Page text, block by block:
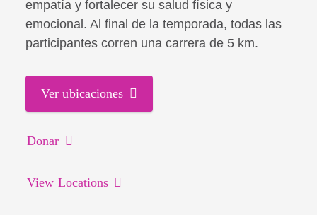
empatía y fortalecer su salud física y
emocional. Al final de la temporada, todas las
participantes corren una carrera de 5 km.
Ver ubicaciones
Donar
View Locations